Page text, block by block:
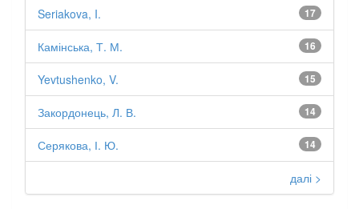
17
Seriakova, I.
16
Камінська, Т. М.
15
Yevtushenko, V.
14
Закордонець, Л. В.
14
Серякова, І. Ю.
далі >